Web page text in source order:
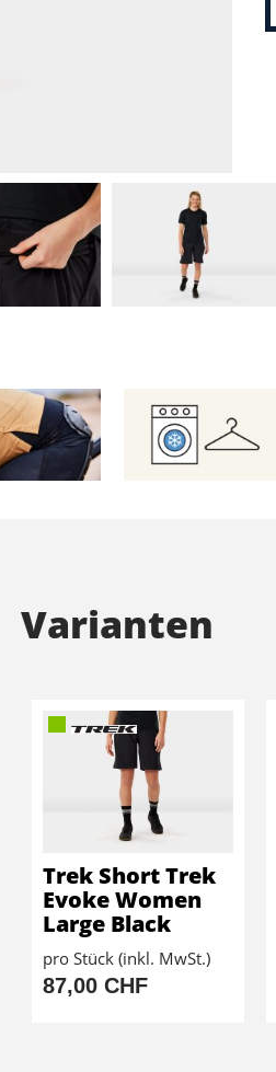
Varianten
Trek Short Trek
Evoke Women
Large Black
pro Stück (inkl. MwSt.)
87,00 CHF